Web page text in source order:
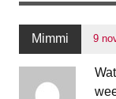
Mimmi 9